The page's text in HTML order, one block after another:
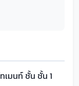
เมนท์ ชั้น ชั้น 1